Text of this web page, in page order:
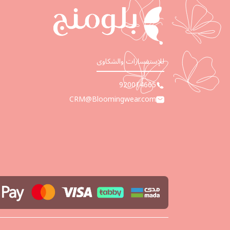
للإستفسارات والشكاوى
920014665
CRM@Bloomingwear.com